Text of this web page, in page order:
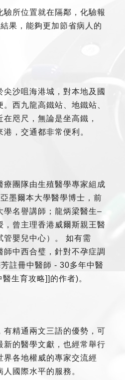
驗所位置就在隔鄰，化驗報
果，能夠更加節省病人的
沙咀海港城，對本地及國
西九龍高鐵站、地鐵站、
咫尺，無論是坐高鐵，
，交通都非常便利。
療團隊由生殖醫學專家組成
墨爾本大學醫學博士，前
學名譽講師；龍炳梁醫生–
，曾主理香港威爾斯親王醫
管嬰兒中心）。 如有需
師中西合璧，針對不孕症調
註冊中醫師 - 30多年中醫
生育攻略]]的作者)。
有精通兩文三語的優勢，可
新的醫學文獻，也經常舉行
界各地權威的專家交流經
國際水平的服務。